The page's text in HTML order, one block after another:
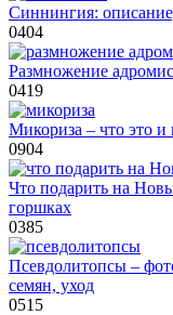
Синнингия:
0404
Размножение
0419
Микориза – что это и
0904
Что подарить на
горшках
0385
Псевдолитопсы –
семян, уход
0515